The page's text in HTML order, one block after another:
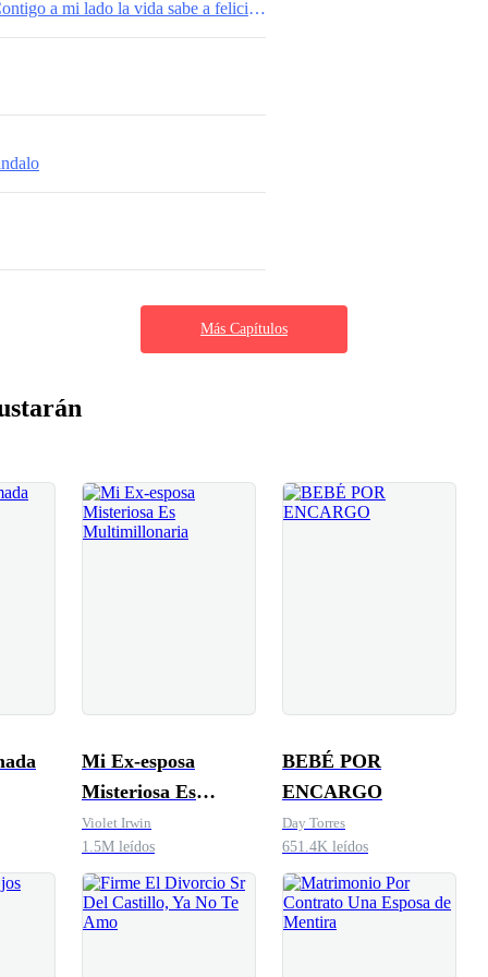
Episodio final Contigo a mi lado la vida sabe a felicidad
Más Capítulos
Mi Ex-esposa
Misteriosa Es
Multimillonaria
Violet Irwin
1.5M leídos
BEBÉ POR
ENCARGO
Day Torres
651.4K leídos